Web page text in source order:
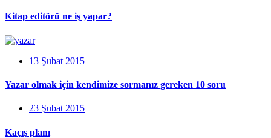
Kitap editörü ne iş yapar?
13 Şubat 2015
Yazar olmak için kendimize sormanız gereken 10 soru
23 Şubat 2015
Kaçış planı